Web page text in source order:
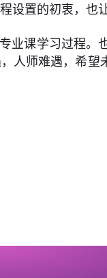
置的初衷，也
业课学习过程
人师难遇，希